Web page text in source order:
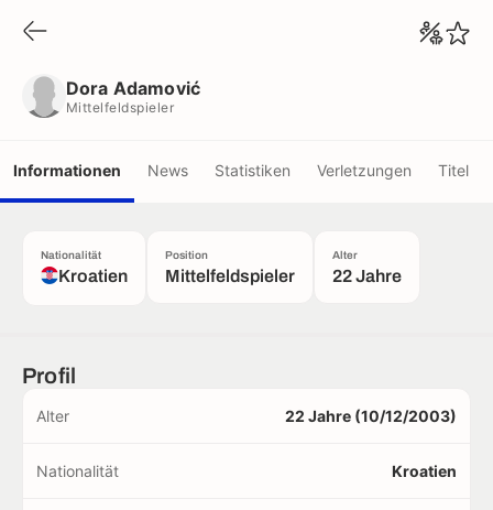
Dora Adamović
Mittelfeldspieler
Informationen News Statistiken Verletzungen Titel
Nationalität
Kroatien
Position
Mittelfeldspieler
Alter
22 Jahre
Profil
Alter 22 Jahre (10/12/2003)
Nationalität Kroatien